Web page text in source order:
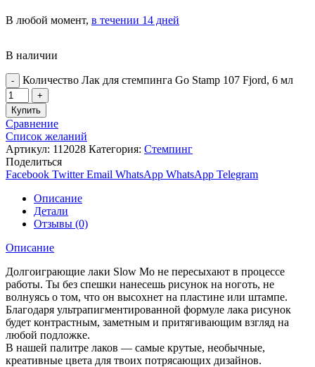
В любой момент, в течении 14 дней
В наличии
Количество Лак для стемпинга Go Stamp 107 Fjord, 6 мл
Купить
Сравнение
Список желаний
Артикул: 112028 Категория: Стемпинг
Поделиться
Facebook Twitter Email WhatsApp WhatsApp Telegram
Описание
Детали
Отзывы (0)
Описание
Долгоиграющие лаки Slow Mo не пересыхают в процессе
работы. Ты без спешки нанесешь рисунок на ноготь, не
волнуясь о том, что он высохнет на пластине или штампе.
Благодаря ультрапигментированной формуле лака рисунок
будет контрастным, заметным и притягивающим взгляд на
любой подложке.
В нашей палитре лаков — самые крутые, необычные,
креативные цвета для твоих потрясающих дизайнов.